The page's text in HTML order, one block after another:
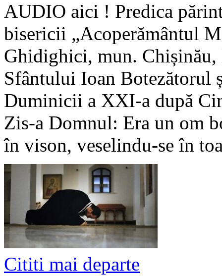
AUDIO aici ! Predica
bisericii „Acoperământul
Ghidighici, mun.
Sfântului Ioan Botezătorul
Duminicii a XXI-a după
Zis-a Domnul: Era un om
în vison, veselindu-se în
Cititi mai departe